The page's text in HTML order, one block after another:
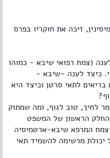
זיכה את חוקריו בפרס
(צמח רפואי שיבא - כמוהו
כיצד לענה -שיבא -
לתאי סרטן וכיצד היא
לחיך, טוב לגוף, ומה שמתוק
הראשון של המשפט
המרפא שיבא-ארטמיסיה
מרשימה להשמיד תאי